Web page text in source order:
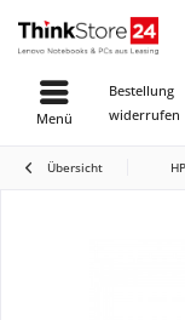
Bestellung
widerrufen
Menü
Übersicht HP